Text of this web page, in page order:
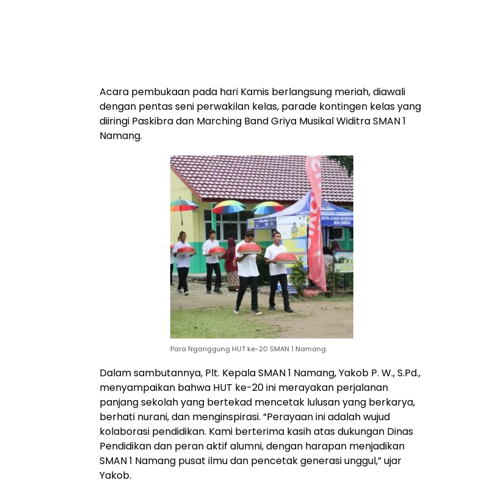
‎Acara pembukaan pada hari Kamis berlangsung meriah, diawali
dengan pentas seni perwakilan kelas, parade kontingen kelas yang
diiringi Paskibra dan Marching Band Griya Musikal Widitra SMAN 1
Namang.
Para Nganggung HUT ke-20 SMAN 1 Namang.
‎Dalam sambutannya, Plt. Kepala SMAN 1 Namang, Yakob P. W., S.Pd.,
menyampaikan bahwa HUT ke-20 ini merayakan perjalanan
panjang sekolah yang bertekad mencetak lulusan yang berkarya,
berhati nurani, dan menginspirasi. “Perayaan ini adalah wujud
kolaborasi pendidikan. Kami berterima kasih atas dukungan Dinas
Pendidikan dan peran aktif alumni, dengan harapan menjadikan
SMAN 1 Namang pusat ilmu dan pencetak generasi unggul,” ujar
Yakob.